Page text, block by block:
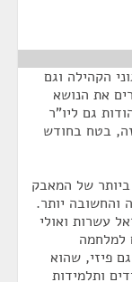
הקהילה וגם
את הנושא
גם ליו"ר
בטח בחודש
ביותר של המאבק
והחשובה יותר.
עשרות ואולי
למלחמה
פיזי, שהוא
ותלמידות